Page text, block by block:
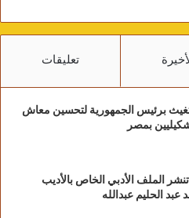
تعليقات
برئيس الجمهورية لتحسين معاش
بمصر
الملف الأدبي الخاص بالأديب
عبد الحليم عبدالله